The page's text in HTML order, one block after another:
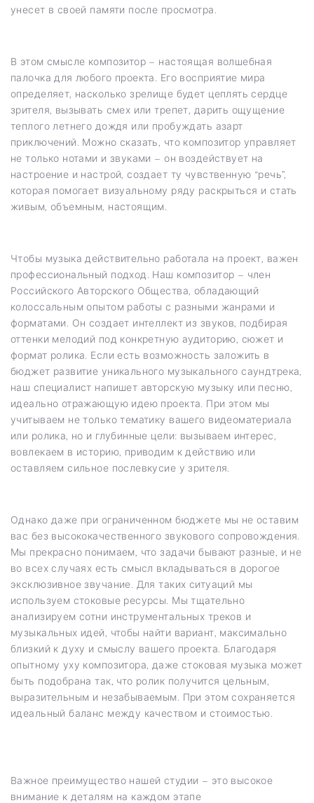
унесет в своей памяти после просмотра.
В этом смысле композитор – настоящая волшебная
палочка для любого проекта. Его восприятие мира
определяет, насколько зрелище будет цеплять сердце
зрителя, вызывать смех или трепет, дарить ощущение
теплого летнего дождя или пробуждать азарт
приключений. Можно сказать, что композитор управляет
не только нотами и звуками – он воздействует на
настроение и настрой, создает ту чувственную “речь”,
которая помогает визуальному ряду раскрыться и стать
живым, объемным, настоящим.
Чтобы музыка действительно работала на проект, важен
профессиональный подход. Наш композитор – член
Российского Авторского Общества, обладающий
колоссальным опытом работы с разными жанрами и
форматами. Он создает интеллект из звуков, подбирая
оттенки мелодий под конкретную аудиторию, сюжет и
формат ролика. Если есть возможность заложить в
бюджет развитие уникального музыкального саундтрека,
наш специалист напишет авторскую музыку или песню,
идеально отражающую идею проекта. При этом мы
учитываем не только тематику вашего видеоматериала
или ролика, но и глубинные цели: вызываем интерес,
вовлекаем в историю, приводим к действию или
оставляем сильное послевкусие у зрителя.
Однако даже при ограниченном бюджете мы не оставим
вас без высококачественного звукового сопровождения.
Мы прекрасно понимаем, что задачи бывают разные, и не
во всех случаях есть смысл вкладываться в дорогое
эксклюзивное звучание. Для таких ситуаций мы
используем стоковые ресурсы. Мы тщательно
анализируем сотни инструментальных треков и
музыкальных идей, чтобы найти вариант, максимально
близкий к духу и смыслу вашего проекта. Благодаря
опытному уху композитора, даже стоковая музыка может
быть подобрана так, что ролик получится цельным,
выразительным и незабываемым. При этом сохраняется
идеальный баланс между качеством и стоимостью.
Важное преимущество нашей студии – это высокое
внимание к деталям на каждом этапе